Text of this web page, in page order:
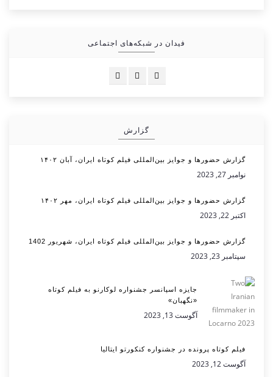
فیدان در شبکه‌های اجتماعی
گزارش
گزارش حضورها و جوایز بین‌المللی فیلم کوتاه ایران، آبان ۱۴۰۲
نوامبر 27, 2023
گزارش حضورها و جوایز بین‌المللی فیلم کوتاه ایران، مهر ۱۴۰۲
اکتبر 22, 2023
گزارش حضورها و جوایز بین‌المللی فیلم کوتاه ایران، شهریور 1402
سپتامبر 23, 2023
جایزه اسپانسر جشنواره لوکارنو به فیلم کوتاه
«نگهبان»
آگوست 13, 2023
فیلم کوتاه پرونده در جشنواره کنکورتو ایتالیا
آگوست 12, 2023